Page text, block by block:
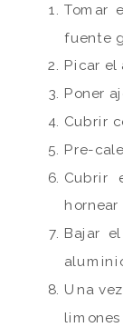
Tomar
fuente
Picar el
Poner
Cubrir
Pre-
Cubrir
hornear
Bajar
Una